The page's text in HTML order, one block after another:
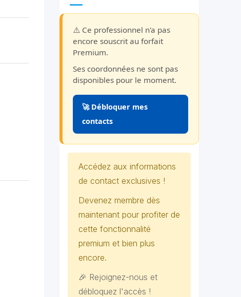
⚠️ Ce professionnel n'a pas
encore souscrit au forfait
Premium.
Ses coordonnées ne sont pas
disponibles pour le moment.
🚀 Débloquer mes
contacts
Accédez aux informations
de contact exclusives !
Devenez membre dès
maintenant pour profiter de
cette fonctionnalité
premium et bien plus
encore.
🎉 Rejoignez-nous et
débloquez l'accès !